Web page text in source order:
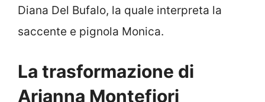
Diana Del Bufalo, la quale interpreta la
saccente e pignola Monica.
La trasformazione di
Arianna Montefiori